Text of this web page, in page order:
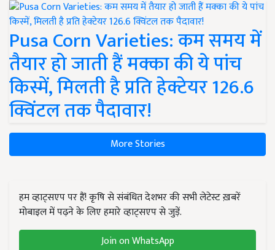
Pusa Corn Varieties: कम समय में
तैयार हो जाती हैं मक्का की ये पांच
किस्में, मिलती है प्रति हेक्टेयर 126.6
क्विंटल तक पैदावार!
More Stories
हम व्हाट्सएप पर हैं! कृषि से संबंधित देशभर की सभी लेटेस्ट ख़बरें
मोबाइल में पढ़ने के लिए हमारे व्हाट्सएप से जुड़ें.
Join on WhatsApp